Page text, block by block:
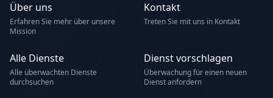
Über uns
Erfahren Sie mehr über unsere
Mission
Kontakt
Treten Sie mit uns in Kontakt
Alle Dienste
Alle überwachten Dienste
durchsuchen
Dienst vorschlagen
Überwachung für einen neuen
Dienst anfordern